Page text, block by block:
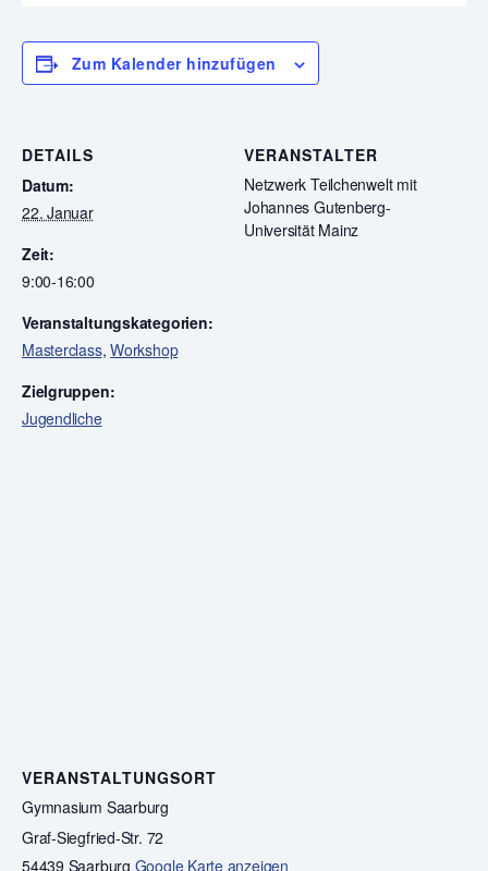
Zum Kalender hinzufügen
DETAILS
Datum:
22. Januar
Zeit:
9:00-16:00
Veranstaltungskategorien:
Masterclass,Workshop
Zielgruppen:
Jugendliche
VERANSTALTER
Netzwerk Teilchenwelt mit
Johannes Gutenberg-
Universität Mainz
VERANSTALTUNGSORT
Gymnasium Saarburg
Graf-Siegfried-Str. 72
54439 Saarburg Google Karte anzeigen